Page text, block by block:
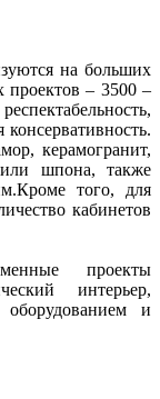
на больших
проектов – 3500 –
консервативность.
керамогранит,
шпона, также
того, для
кабинетов
проекты
интерьер,
и